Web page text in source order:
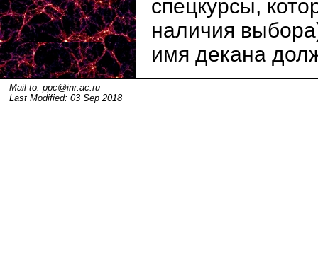
спецкурсы,
наличия
имя декана
Mail to: ppc@inr.ac.ru
Last Modified: 03 Sep 2018